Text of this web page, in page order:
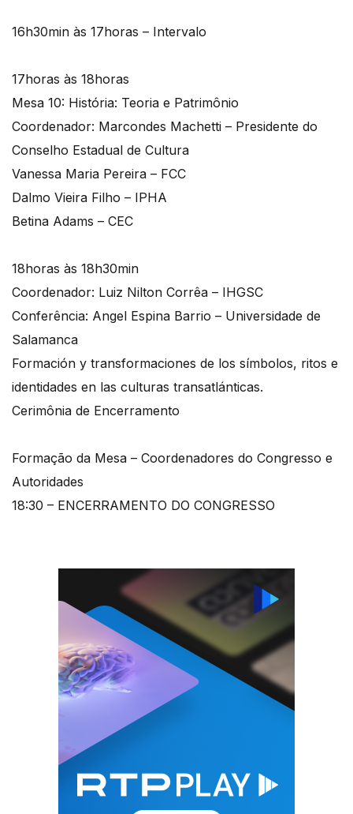
16h30min às 17horas – Intervalo
17horas às 18horas
Mesa 10: História: Teoria e Patrimônio
Coordenador: Marcondes Machetti – Presidente do
Conselho Estadual de Cultura
Vanessa Maria Pereira – FCC
Dalmo Vieira Filho – IPHA
Betina Adams – CEC
18horas às 18h30min
Coordenador: Luiz Nilton Corrêa – IHGSC
Conferência: Angel Espina Barrio – Universidade de
Salamanca
Formación y transformaciones de los símbolos, ritos e
identidades en las culturas transatlánticas.
Cerimônia de Encerramento
Formação da Mesa – Coordenadores do Congresso e
Autoridades
18:30 – ENCERRAMENTO DO CONGRESSO